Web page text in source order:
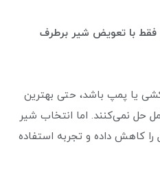
با تعویض شیر برطرف
یا پمپ باشد، حتی بهترین
حل نمی‌کنند. اما انتخاب شیر
کاهش داده و تجربه استفاده